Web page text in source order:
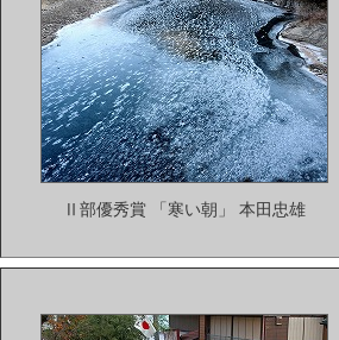
Ⅱ部優秀賞 「寒い朝」 本田忠雄